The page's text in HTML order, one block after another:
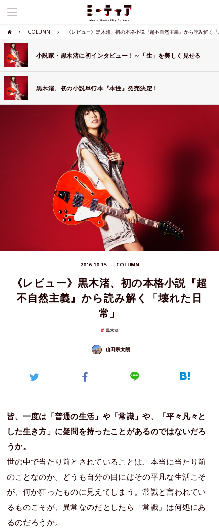
COLUMN 《レビュー》黒木渚、初の本格小説『超不自然主義』から読み解く
小説家・黒木渚に初インタビュー！～「生」を美しく見せる
黒木渚、初の小説単行本『本性』発売決定！
2016.10.15 COLUMN
《レビュー》黒木渚、初の本格小説『超
不自然主義』から読み解く「壊れた日
常」
黒木渚
山田宗太朗
皆、一度は「普通の生活」や「常識」や、「平々凡々と
した生き方」に疑問を持ったことがあるのではないだろ
うか。
世の中で当たり前とされていることは、本当に当たり前
のことなのか。どうも自分の目にはその平凡な生活こそ
が、何か狂ったものに見えてしまう。常識と言われてい
るものこそが、異常なのだとしたら「常識」は何処にあ
るのだろうか。